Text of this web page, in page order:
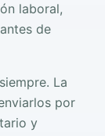
laboral,
de
La
por
y